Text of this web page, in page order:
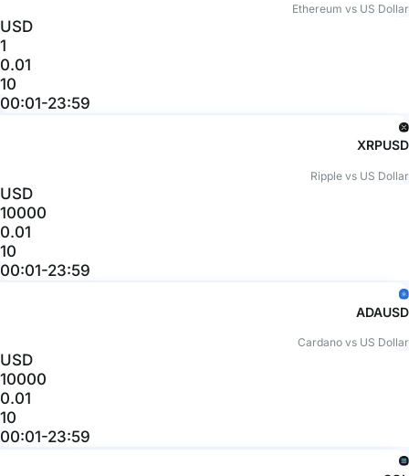
Ethereum vs US Dollar
USD
1
0.01
10
00:01-23:59
XRPUSD
Ripple vs US Dollar
USD
10000
0.01
10
00:01-23:59
ADAUSD
Cardano vs US Dollar
USD
10000
0.01
10
00:01-23:59